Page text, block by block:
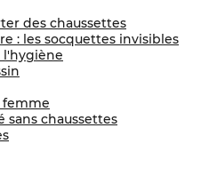
des chaussettes
: les socquettes invisibles
l'hygiène
femme
chaussettes